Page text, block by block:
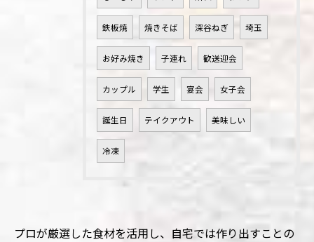
鉄板焼 焼きそば 深谷ねぎ 埼玉
お好み焼き 子連れ 歓送迎会
カップル 学生 宴会 女子会
誕生日 テイクアウト 美味しい
冷凍
プロが厳選した食材を活用し、自宅では作り出すことの